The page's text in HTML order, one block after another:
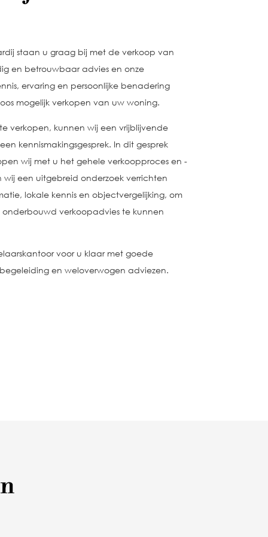
staan u graag bij met de verkoop van
en betrouwbaar advies en onze
ervaring en persoonlijke benadering
mogelijk verkopen van uw woning.
verkopen, kunnen wij een vrijblijvende
kennismakingsgesprek. In dit gesprek
wij met u het gehele verkoopproces en -
wij een uitgebreid onderzoek verrichten
lokale kennis en objectvergelijking, om
verkoopadvies te kunnen
voor u klaar met goede
en weloverwogen adviezen.